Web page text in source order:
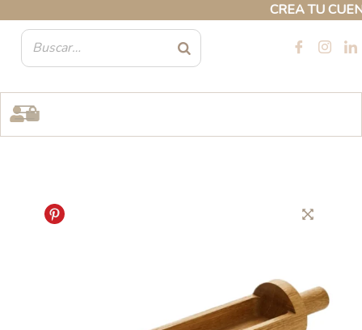
CREA TU
contenido